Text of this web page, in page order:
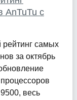
AnTuTu с
рейтинг самых
за октябрь
весь